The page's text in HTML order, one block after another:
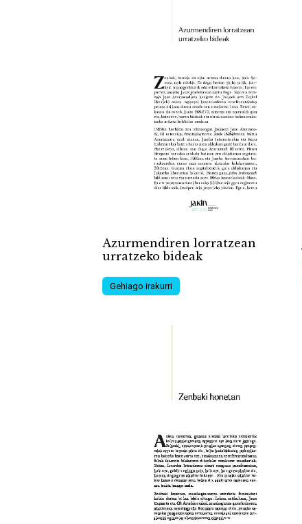
Azurmendiren lorratzean
urratzeko bideak
Gehiago irakurri